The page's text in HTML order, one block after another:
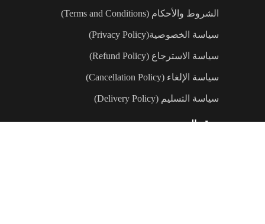
الشروط والأحكام (Terms and Conditions)
سياسة الخصوصية(Privacy Policy)
سياسة الاسترجاع (Refund Policy)
سياسة الإلغاء (Cancellation Policy)
سياسة التسليم (Delivery Policy)
موقع الجمعية